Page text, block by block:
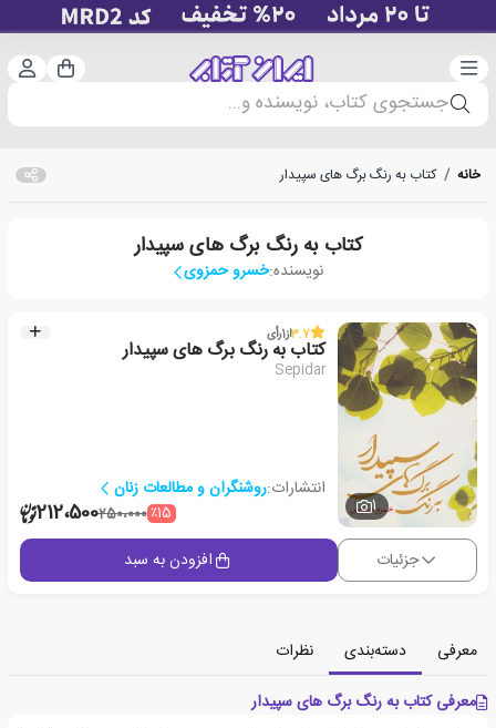
دسته‌بندی سبد
جستجوی کتاب، نویسنده و...
خانه / کتاب به رنگ برگ های سپیدار
کتاب به رنگ برگ های سپیدار
نویسنده:خسرو حمزوی
1
3.7از1رأی
کتاب به رنگ برگ های سپیدار
Sepidar
انتشارات:روشنگران و مطالعات زنان
٪15250،000212،500
جزئیات افزودن به سبد
معرفی دسته‌بندی
نظرات
معرفی کتاب به رنگ برگ های سپیدار